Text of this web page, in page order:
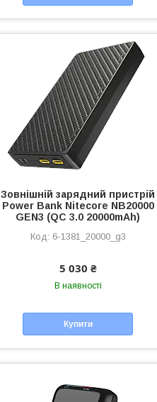
Зовнішній зарядний пристрій
Power Bank Nitecore NB20000
GEN3 (QC 3.0 20000mAh)
6-1381_20000_g3
5 030 ₴
В наявності
Купити